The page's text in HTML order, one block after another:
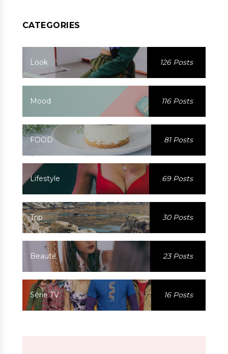
CATEGORIES
Look 126 Posts
Mood 116 Posts
FOOD 81 Posts
Lifestyle 69 Posts
Trip 30 Posts
Beauté 23 Posts
Série TV 16 Posts